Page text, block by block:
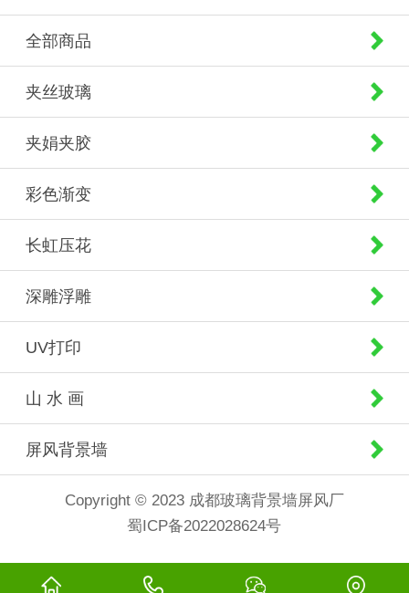
全部商品
夹丝玻璃
夹娟夹胶
彩色渐变
长虹压花
深雕浮雕
UV打印
山 水 画
屏风背景墙
Copyright © 2023 成都玻璃背景墙屏风厂
蜀ICP备2022028624号